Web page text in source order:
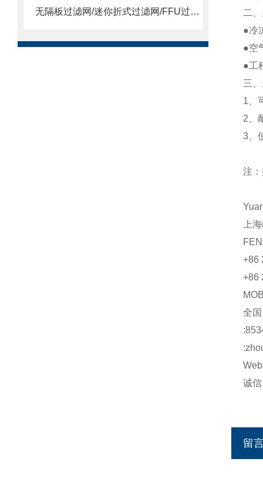
无隔板过滤网/迷你折式过滤网/FFU过滤网
二
●冷
●空
●工
三
1、
2、
3、
注
上
+86
+86
全
诚
留